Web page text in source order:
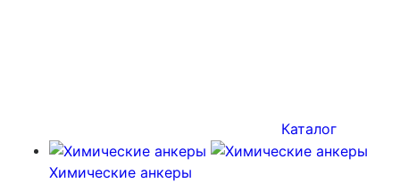
Каталог
Химические анкеры